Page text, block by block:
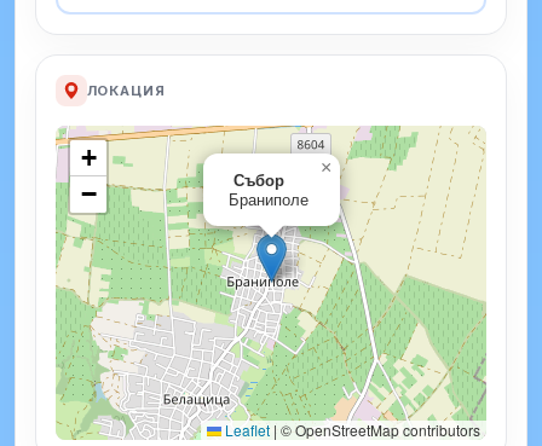
ЛОКАЦИЯ
Събор
Браниполе
×
+
−
Leaflet | © OpenStreetMap contributors